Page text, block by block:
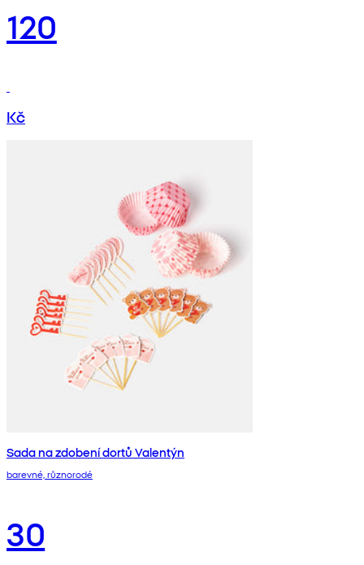
120
Kč
Sada na zdobení dortů Valentýn
barevné, různorodé
30